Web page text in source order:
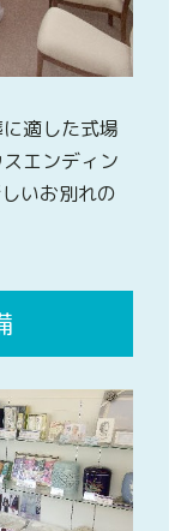
適した式場
エンディン
いお別れの